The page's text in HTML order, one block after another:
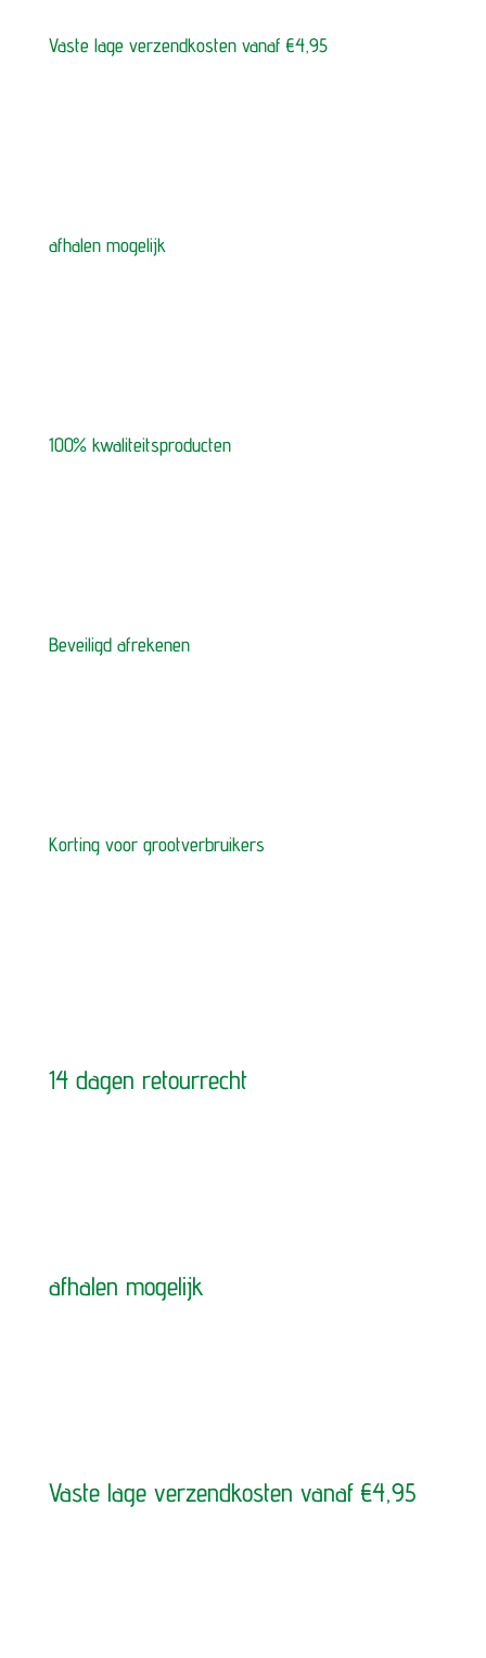
Vaste lage verzendkosten vanaf €4,95
afhalen mogelijk
100% kwaliteitsproducten
Beveiligd afrekenen
Korting voor grootverbruikers
14 dagen retourrecht
afhalen mogelijk
Vaste lage verzendkosten vanaf €4,95